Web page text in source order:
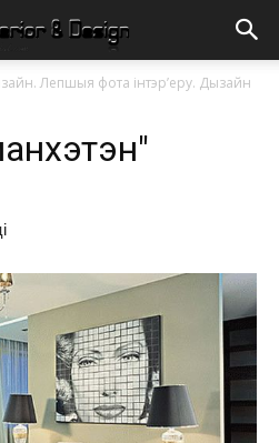
Лепшыя фота інтэр’еру. Дызайн